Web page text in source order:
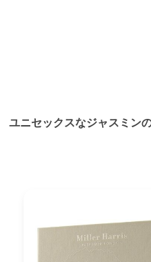
ユニセックスなジャスミン